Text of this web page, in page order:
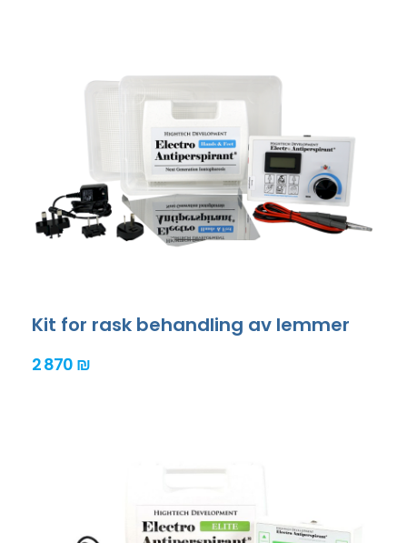
Kit for rask behandling av lemmer
2 870 ₪